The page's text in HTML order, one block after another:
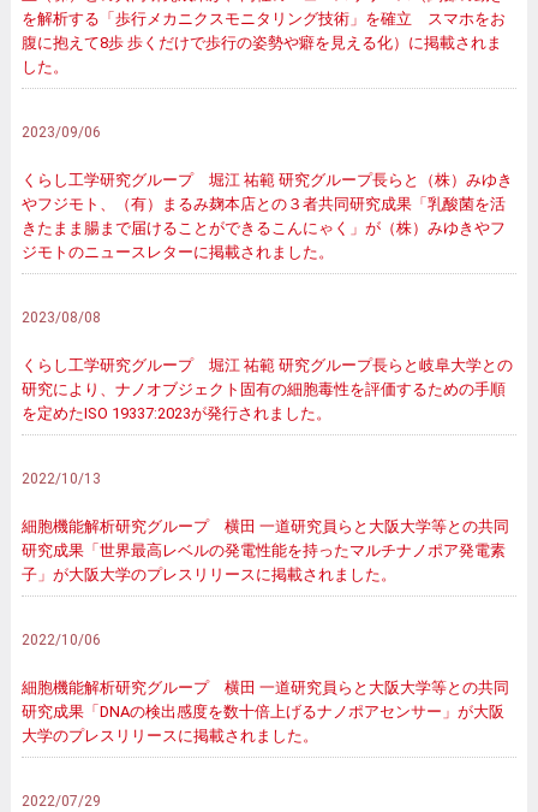
を解析する「歩行メカニクスモニタリング技術」を確立 スマホをお
腹に抱えて8歩 歩くだけで歩行の姿勢や癖を見える化）に掲載されま
した。
2023/09/06
くらし工学研究グループ 堀江 祐範 研究グループ長らと（株）みゆき
やフジモト、（有）まるみ麹本店との３者共同研究成果「乳酸菌を活
きたまま腸まで届けることができるこんにゃく」が（株）みゆきやフ
ジモトのニュースレターに掲載されました。
2023/08/08
くらし工学研究グループ 堀江 祐範 研究グループ長らと岐阜大学との
研究により、ナノオブジェクト固有の細胞毒性を評価するための手順
を定めたISO 19337:2023が発行されました。
2022/10/13
細胞機能解析研究グループ 横田 一道研究員らと大阪大学等との共同
研究成果「世界最高レベルの発電性能を持ったマルチナノポア発電素
子」が大阪大学のプレスリリースに掲載されました。
2022/10/06
細胞機能解析研究グループ 横田 一道研究員らと大阪大学等との共同
研究成果「DNAの検出感度を数十倍上げるナノポアセンサー」が大阪
大学のプレスリリースに掲載されました。
2022/07/29